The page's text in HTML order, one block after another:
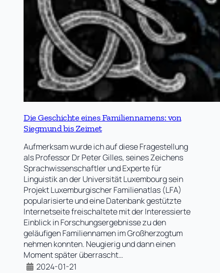
Die Geschichte eines Familiennamens: von
Siegmund bis Zeimet
Aufmerksam wurde ich auf diese Fragestellung
als Professor Dr Peter Gilles, seines Zeichens
Sprachwissenschaftler und Experte für
Linguistik an der Universität Luxembourg sein
Projekt Luxemburgischer Familienatlas (LFA)
popularisierte und eine Datenbank gestützte
Internetseite freischaltete mit der Interessierte
Einblick in Forschungsergebnisse zu den
geläufigen Familiennamen im Großherzogtum
nehmen konnten. Neugierig und dann einen
Moment später überrascht…
2024-01-21